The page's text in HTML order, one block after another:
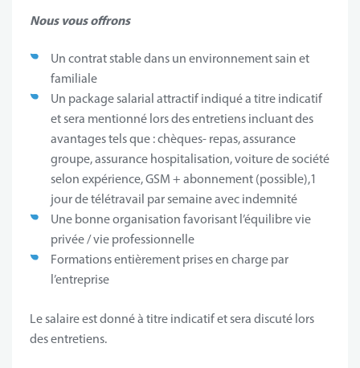
Nous vous offrons
Un contrat stable dans un environnement sain et
familiale
Un package salarial attractif indiqué a titre indicatif
et sera mentionné lors des entretiens incluant des
avantages tels que : chèques- repas, assurance
groupe, assurance hospitalisation, voiture de société
selon expérience, GSM + abonnement (possible),1
jour de télétravail par semaine avec indemnité
Une bonne organisation favorisant l’équilibre vie
privée / vie professionnelle
Formations entièrement prises en charge par
l’entreprise
Le salaire est donné à titre indicatif et sera discuté lors
des entretiens.